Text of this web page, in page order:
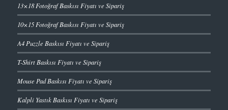
13×18 Fotoğraf Baskısı Fiyatı ve Sipariş
10×15 Fotoğraf Baskısı Fiyatı ve Sipariş
A4 Puzzle Baskısı Fiyatı ve Sipariş
T-Shirt Baskısı Fiyatı ve Sipariş
Mouse Pad Baskısı Fiyatı ve Sipariş
Kalpli Yastık Baskısı Fiyatı ve Sipariş